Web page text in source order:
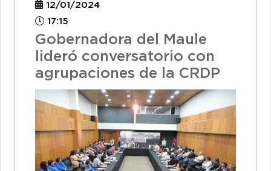
12/01/2024
17:15
Gobernadora del Maule
lideró conversatorio con
agrupaciones de la CRDP